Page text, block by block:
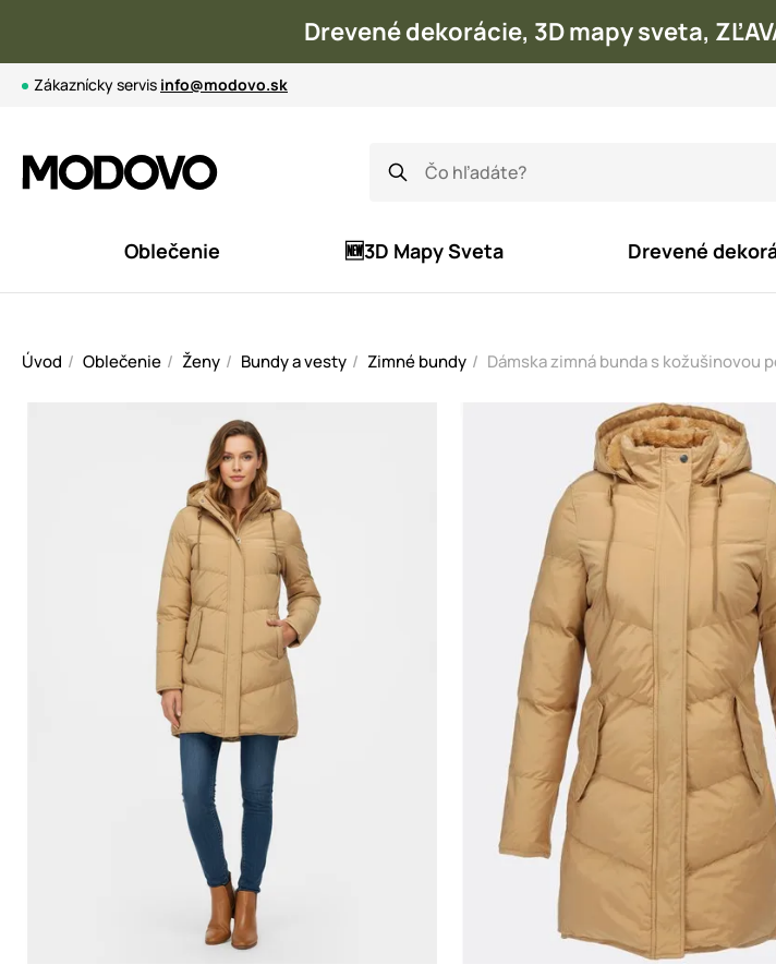
Drevené dekorácie, 3D mapy sveta,
Zákaznícky servis info@modovo.sk
Oblečenie 🆕3D Mapy Sveta Drevené
Úvod Oblečenie Ženy Bundy a vesty Zimné bundy Dámska zimná bunda s kožušinovou